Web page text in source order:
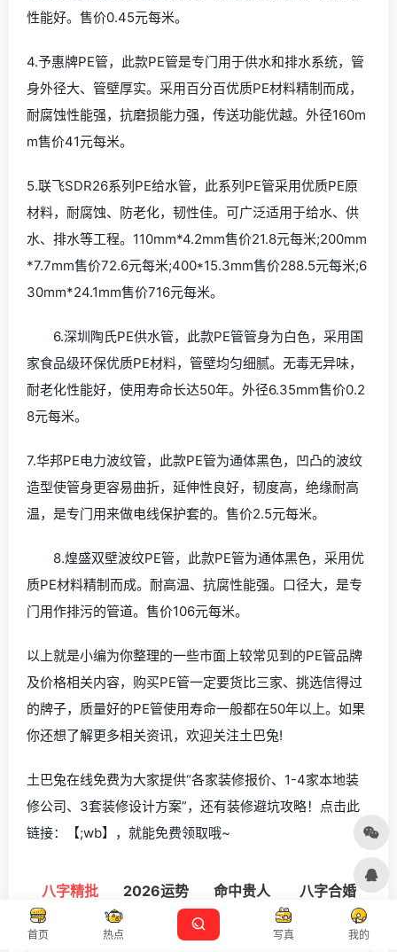
性能好。售价0.45元每米。
4.予惠牌PE管，此款PE管是专门用于供水和排水系统，管
身外径大、管壁厚实。采用百分百优质PE材料精制而成，
耐腐蚀性能强，抗磨损能力强，传送功能优越。外径160m
m售价41元每米。
5.联飞SDR26系列PE给水管，此系列PE管采用优质PE原
材料，耐腐蚀、防老化，韧性佳。可广泛适用于给水、供
水、排水等工程。110mm*4.2mm售价21.8元每米;200mm
*7.7mm售价72.6元每米;400*15.3mm售价288.5元每米;6
30mm*24.1mm售价716元每米。
6.深圳陶氏PE供水管，此款PE管管身为白色，采用国
家食品级环保优质PE材料，管壁均匀细腻。无毒无异味，
耐老化性能好，使用寿命长达50年。外径6.35mm售价0.2
8元每米。
7.华邦PE电力波纹管，此款PE管为通体黑色，凹凸的波纹
造型使管身更容易曲折，延伸性良好，韧度高，绝缘耐高
温，是专门用来做电线保护套的。售价2.5元每米。
8.煌盛双壁波纹PE管，此款PE管为通体黑色，采用优
质PE材料精制而成。耐高温、抗腐性能强。口径大，是专
门用作排污的管道。售价106元每米。
以上就是小编为你整理的一些市面上较常见到的PE管品牌
及价格相关内容，购买PE管一定要货比三家、挑选信得过
的牌子，质量好的PE管使用寿命一般都在50年以上。如果
你还想了解更多相关资讯，欢迎关注土巴兔!
土巴兔在线免费为大家提供“各家装修报价、1-4家本地装
修公司、3套装修设计方案”，还有装修避坑攻略！点击此
链接：【;wb】，就能免费领取哦~
八字精批 2026运势 命中贵人 八字合婚
姓 名
首页 热点 写真 我的